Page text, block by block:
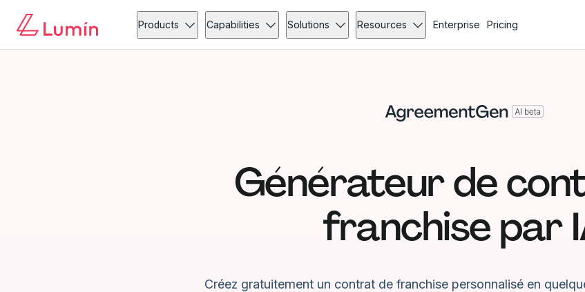
Products Capabilities Solutions Resources Enterprise Pricing
Générateur de
franchise par
Créez gratuitement un contrat de franchise personnalisé en